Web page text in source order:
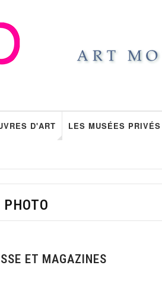
D'ART LES MUSÉES PRIVÉS
ET MAGAZINES